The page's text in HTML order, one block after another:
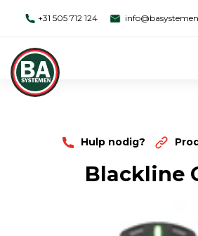
+31 505 712 124
Hulp nodig?
Blackline